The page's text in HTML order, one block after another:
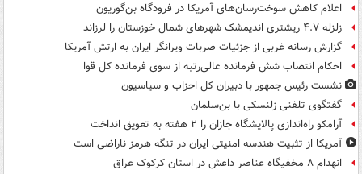
اعلام کاهش سوخت‌رسان‌های آمریکا در فرودگاه بن‌گوریون
زلزله ۴.۷ ریشتری اندیمشک شهرهای شمال خوزستان را لرزاند
گزارش رسانه غربی از جزئیات ضربات ویرانگر ایران به ارتش آمریکا
احکام انتصاب شش فرمانده عالی‌رتبه از سوی فرمانده کل قوا
نشست رئیس جمهور با دبیران کل احزاب و سیاسیون
گفتگوی تلفنی زلنسکی با بن‌سلمان
آرامکو راه‌اندازی پالایشگاه جازان را ۲ هفته به تعویق انداخت
آمریکا از تثبیت هندسه امنیتی ایران در تنگه هرمز ناراضی است
انهدام ۸ مخفیگاه عناصر داعش در استان کرکوک عراق